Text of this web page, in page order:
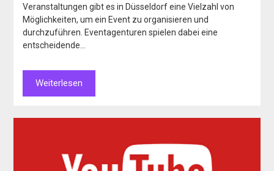
Veranstaltungen gibt es in Düsseldorf eine Vielzahl von
Möglichkeiten, um ein Event zu organisieren und
durchzuführen. Eventagenturen spielen dabei eine
entscheidende…
Weiterlesen